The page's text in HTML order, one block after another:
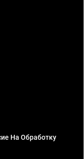
На Обработку